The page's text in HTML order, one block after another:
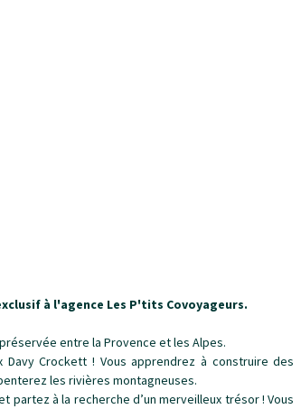
à l'agence Les P'tits Covoyageurs.
entre la Provence et les Alpes.
Crockett ! Vous apprendrez à construire des
les rivières montagneuses.
partez à la recherche d’un merveilleux trésor ! Vous